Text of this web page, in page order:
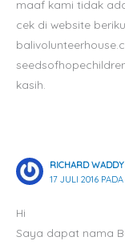
maaf kami tidak
cek di website
kasih.
RICHARD WADDY
17 JULI 2016 PADA
Hi
Saya dapat nama